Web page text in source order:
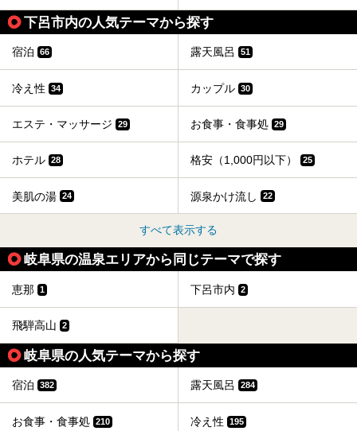
下呂市内の人気テーマから探す
宿泊 66 露天風呂 51
冷え性 34 カップル 30
エステ・マッサージ 29 お食事・食事処 29
ホテル 28 格安（1,000円以下） 25
美肌の湯 24 源泉かけ流し 22
すべて表示する
岐阜県の温泉エリアから同じテーマで探す
恵那 1 下呂市内 2
飛騨高山 2
岐阜県の人気テーマから探す
宿泊 382 露天風呂 284
お食事・食事処 210 冷え性 195